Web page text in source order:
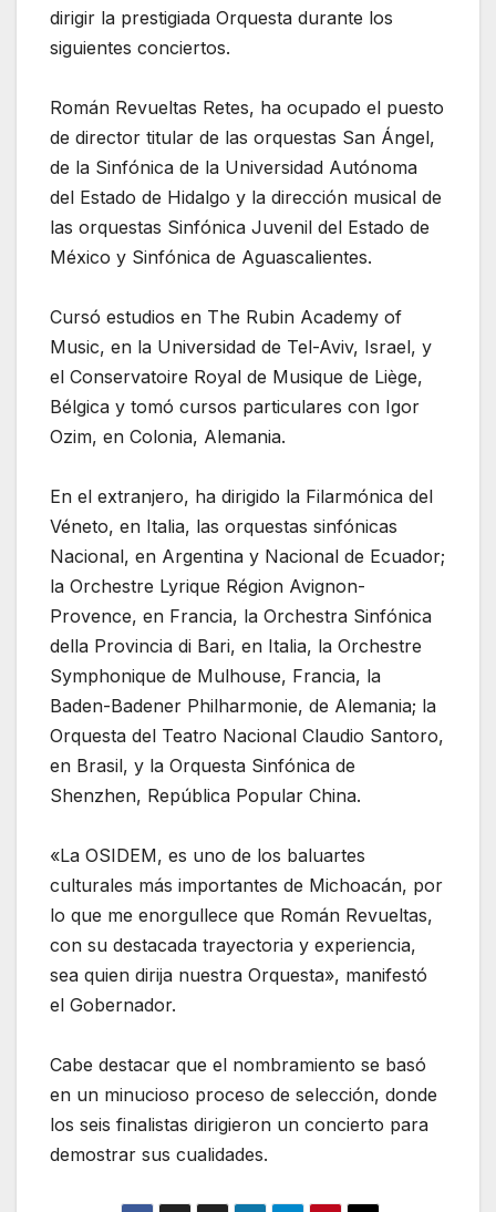
dirigir la prestigiada Orquesta durante los
siguientes conciertos.
Román Revueltas Retes, ha ocupado el puesto
de director titular de las orquestas San Ángel,
de la Sinfónica de la Universidad Autónoma
del Estado de Hidalgo y la dirección musical de
las orquestas Sinfónica Juvenil del Estado de
México y Sinfónica de Aguascalientes.
Cursó estudios en The Rubin Academy of
Music, en la Universidad de Tel-Aviv, Israel, y
el Conservatoire Royal de Musique de Liège,
Bélgica y tomó cursos particulares con Igor
Ozim, en Colonia, Alemania.
En el extranjero, ha dirigido la Filarmónica del
Véneto, en Italia, las orquestas sinfónicas
Nacional, en Argentina y Nacional de Ecuador;
la Orchestre Lyrique Région Avignon-
Provence, en Francia, la Orchestra Sinfónica
della Provincia di Bari, en Italia, la Orchestre
Symphonique de Mulhouse, Francia, la
Baden-Badener Philharmonie, de Alemania; la
Orquesta del Teatro Nacional Claudio Santoro,
en Brasil, y la Orquesta Sinfónica de
Shenzhen, República Popular China.
«La OSIDEM, es uno de los baluartes
culturales más importantes de Michoacán, por
lo que me enorgullece que Román Revueltas,
con su destacada trayectoria y experiencia,
sea quien dirija nuestra Orquesta», manifestó
el Gobernador.
Cabe destacar que el nombramiento se basó
en un minucioso proceso de selección, donde
los seis finalistas dirigieron un concierto para
demostrar sus cualidades.